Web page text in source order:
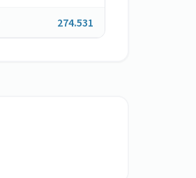
274.531